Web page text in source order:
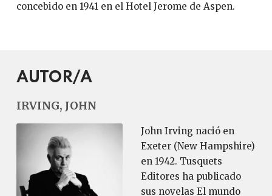
concebido en 1941 en el Hotel Jerome de Aspen.
AUTOR/A
IRVING, JOHN
John Irving nació en
Exeter (New Hampshire)
en 1942. Tusquets
Editores ha publicado
sus novelas El mundo